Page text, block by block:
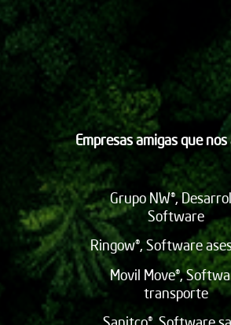
Empresas amigas que
Grupo NW®,
Software
Ringow®, Software
Movil Move®,
transporte